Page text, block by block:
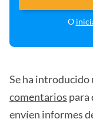
O
Se ha introducido
comentarios para
envíen informes